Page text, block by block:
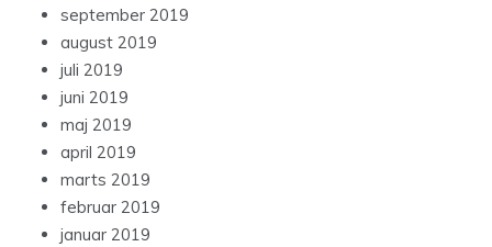
september 2019
august 2019
juli 2019
juni 2019
maj 2019
april 2019
marts 2019
februar 2019
januar 2019